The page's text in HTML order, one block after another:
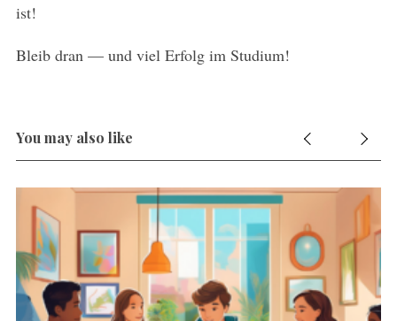
ist!
Bleib dran — und viel Erfolg im Studium!
You may also like